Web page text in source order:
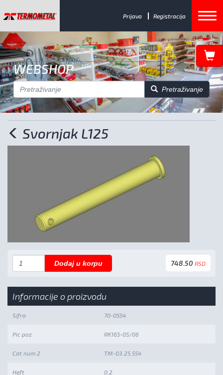
Prijava Registracija
WEBSHOP
Pretraživanje
Svornjak L125
748.50 RSD
Dodaj u korpu
Informacije o proizvodu
Sifra 70-0554
Pic poz RK165-05/06
Cat num 2 TM-03.25.554
Heft 0.2